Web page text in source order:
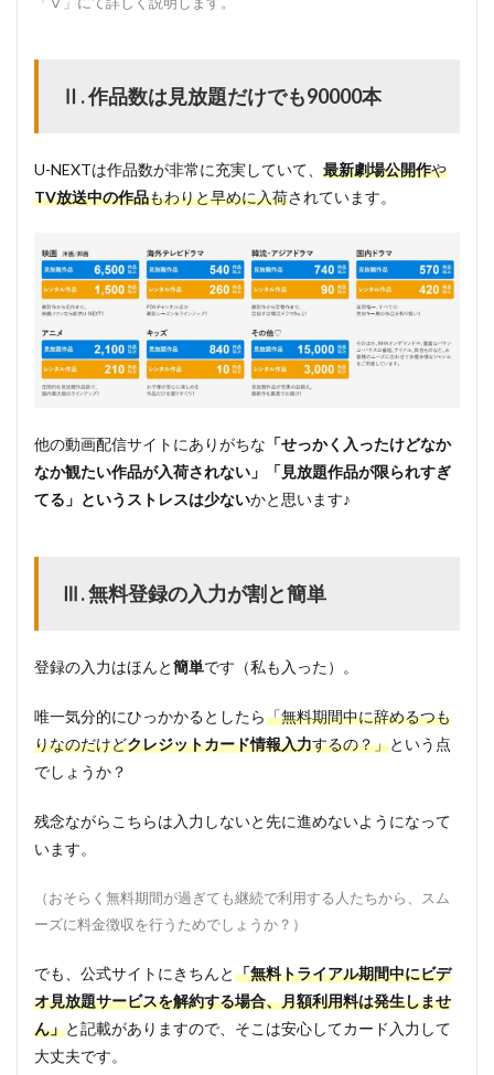
Ⅱ. 作品数は見放題だけでも90000本
U-NEXTは作品数が非常に充実していて、 最新劇場公開作や
TV放送中の作品もわりと早めに入荷されています。
他の動画配信サイトにありがちな 「せっかく入ったけどなか
なか観たい作品が入荷されない」「見放題作品が限られすぎ
てる」というストレスは少ないかと思います♪
Ⅲ. 無料登録の入力が割と簡単
登録の入力はほんと簡単です（私も入った）。
唯一気分的にひっかかるとしたら「無料期間中に辞めるつも
りなのだけどクレジットカード情報入力するの？」という点
でしょうか？
残念ながらこちらは入力しないと先に進めないようになって
います。
（おそらく無料期間が過ぎても継続で利用する人たちから、スム
ーズに料金徴収を行うためでしょうか？）
でも、公式サイトにきちんと「無料トライアル期間中にビデ
オ見放題サービスを解約する場合、月額利用料は発生しませ
ん」と記載がありますので、そこは安心してカード入力して
大丈夫です。